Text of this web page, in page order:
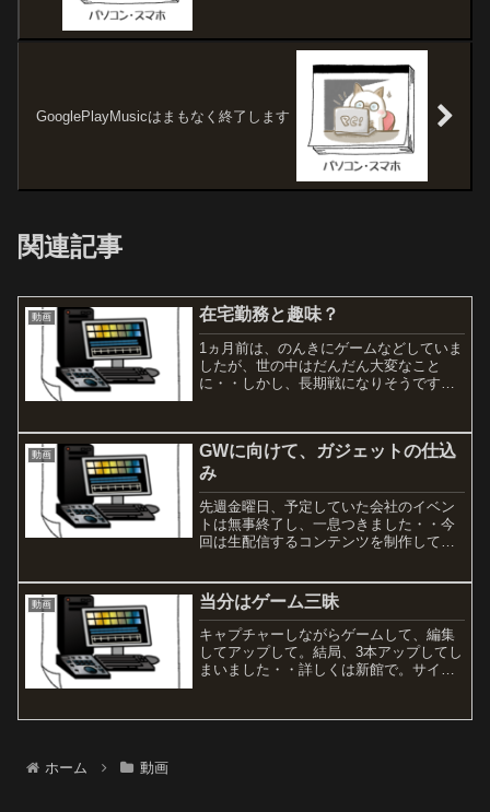
GooglePlayMusicはまもなく終了します
関連記事
動画 在宅勤務と趣味？
1ヵ月前は、のんきにゲームなどしていま
したが、世の中はだんだん大変なこと
に・・しかし、長期戦になりそうですの
勤務も楽しみながら？まじめにがんばっ
ています。何をしているか...
動画
GWに向けて、ガジェットの仕込
み
先週金曜日、予定していた会社のイベン
トは無事終了し、一息つきました・・今
回は生配信するコンテンツを制作してく
場を間近で見ることができて、なかなか
良い体験でした。自宅環境...
動画 当分はゲーム三昧
キャプチャーしながらゲームして、編集
してアップして。結局、3本アップしてし
まいました・・詳しくは新館で。サイト
うです。このシリーズのゲーム、クリア
ホーム
動画